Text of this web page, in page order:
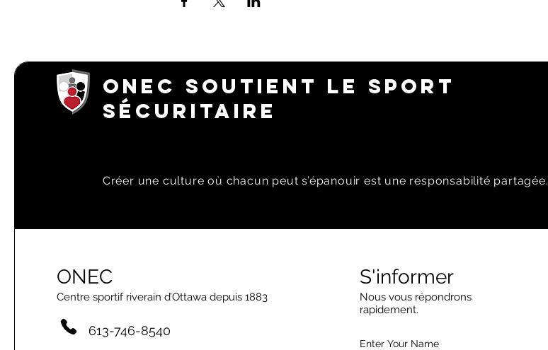
ONEC SOUTIENT LE SPORT
SÉCURITAIRE
Créer une culture où chacun peut s’épanouir est une responsabilité partagée.
ONEC
Centre sportif riverain d’Ottawa depuis 1883
613-746-8540
S'informer
Nous vous répondrons
rapidement.
Enter Your Name